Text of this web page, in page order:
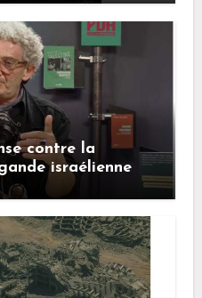
contre la
israélienne